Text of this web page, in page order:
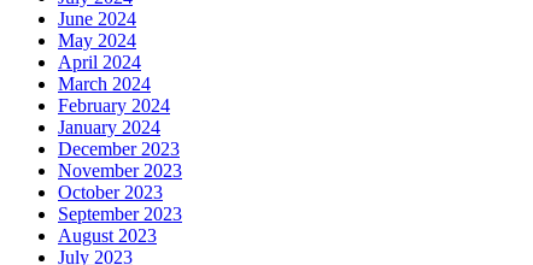
June 2024
May 2024
April 2024
March 2024
February 2024
January 2024
December 2023
November 2023
October 2023
September 2023
August 2023
July 2023